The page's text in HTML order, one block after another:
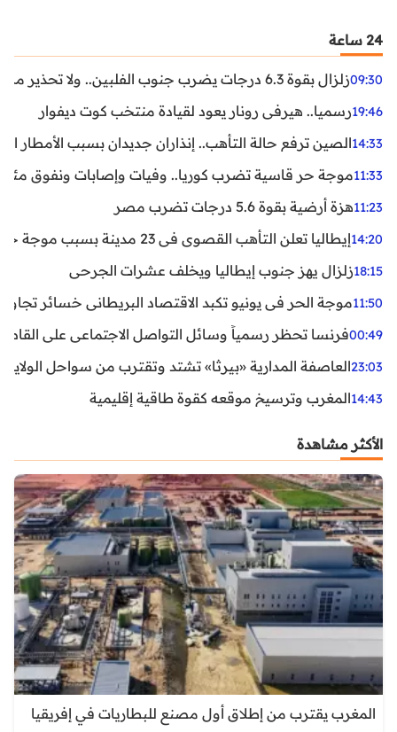
24 ساعة
09:30زلزال بقوة 6.3 درجات يضرب جنوب الفلبين.. ولا تحذير من تسونامي حتى الآن
19:46رسميا.. هيرفي رونار يعود لقيادة منتخب كوت ديفوار
14:33الصين ترفع حالة التأهب.. إنذاران جديدان بسبب الأمطار
11:33موجة حر قاسية تضرب كوريا.. وفيات وإصابات ونفوق مئات
11:23هزة أرضية بقوة 5.6 درجات تضرب مصر
14:20إيطاليا تعلن التأهب القصوى في 23 مدينة بسبب موجة حر شديدة
18:15زلزال يهز جنوب إيطاليا ويخلف عشرات الجرحى
11:50موجة الحر في يونيو تكبد الاقتصاد البريطاني خسائر تجاوزت 1.5 مليار
00:49فرنسا تحظر رسمياً وسائل التواصل الاجتماعي على القاصرين
23:03العاصفة المدارية «بيرثا» تشتد وتقترب من سواحل
14:43المغرب وترسيخ موقعه كقوة طاقية إقليمية
الأكثر مشاهدة
المغرب يقترب من إطلاق أول مصنع للبطاريات في إفريقيا